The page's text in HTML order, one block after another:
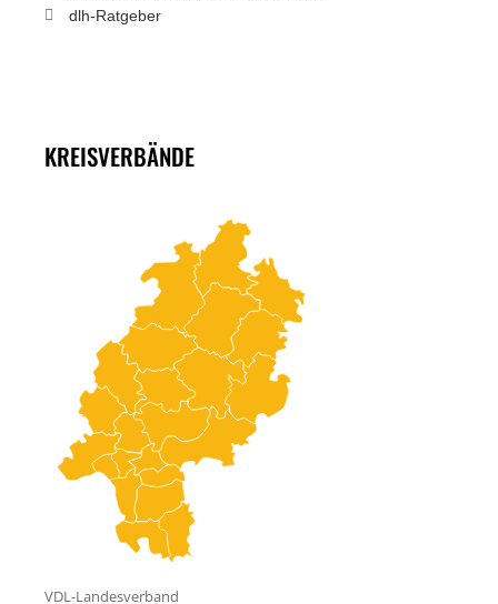
dlh-Ratgeber
KREISVERBÄNDE